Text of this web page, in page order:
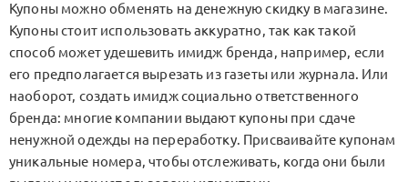
Купоны можно обменять на денежную скидку в магазине.
Купоны стоит использовать аккуратно, так как такой
способ может удешевить имидж бренда, например, если
его предполагается вырезать из газеты или журнала. Или
наоборот, создать имидж социально ответственного
бренда: многие компании выдают купоны при сдаче
ненужной одежды на переработку. Присваивайте купонам
уникальные номера, чтобы отслеживать, когда они были